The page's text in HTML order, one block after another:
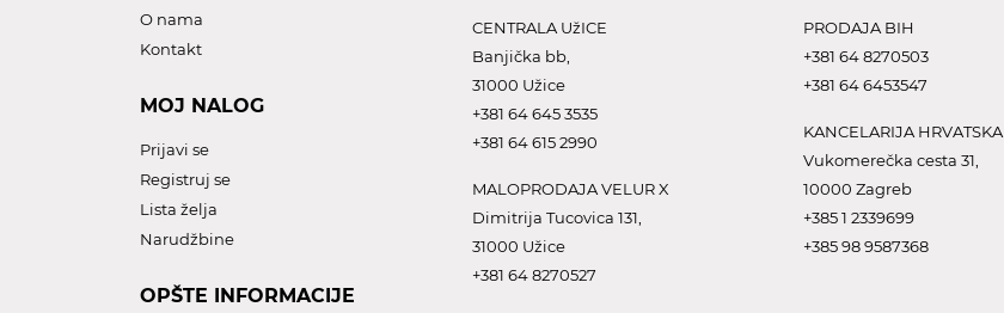
O nama
Kontakt
MOJ NALOG
Prijavi se
Registruj se
Lista želja
Narudžbine
OPŠTE INFORMACIJE
CENTRALA UžICE
Banjička bb,
31000 Užice
+381 64 645 3535
+381 64 615 2990
MALOPRODAJA VELUR X
Dimitrija Tucovica 131,
31000 Užice
+381 64 8270527
PRODAJA BIH
+381 64 8270503
+381 64 6453547
KANCELARIJA HRVATSKA
Vukomerečka cesta 31,
10000 Zagreb
+385 1 2339699
+385 98 9587368